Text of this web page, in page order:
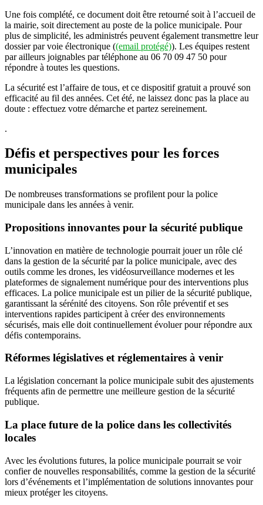
Une fois complété, ce document doit être retourné soit à l’accueil de
la mairie, soit directement au poste de la police municipale. Pour
plus de simplicité, les administrés peuvent également transmettre leur
dossier par voie électronique ((email protégé)). Les équipes restent
par ailleurs joignables par téléphone au 06 70 09 47 50 pour
répondre à toutes les questions.
La sécurité est l’affaire de tous, et ce dispositif gratuit a prouvé son
efficacité au fil des années. Cet été, ne laissez donc pas la place au
doute : effectuez votre démarche et partez sereinement.
.
Défis et perspectives pour les forces
municipales
De nombreuses transformations se profilent pour la police
municipale dans les années à venir.
Propositions innovantes pour la sécurité publique
L’innovation en matière de technologie pourrait jouer un rôle clé
dans la gestion de la sécurité par la police municipale, avec des
outils comme les drones, les vidéosurveillance modernes et les
plateformes de signalement numérique pour des interventions plus
efficaces. La police municipale est un pilier de la sécurité publique,
garantissant la sérénité des citoyens. Son rôle préventif et ses
interventions rapides participent à créer des environnements
sécurisés, mais elle doit continuellement évoluer pour répondre aux
défis contemporains.
Réformes législatives et réglementaires à venir
La législation concernant la police municipale subit des ajustements
fréquents afin de permettre une meilleure gestion de la sécurité
publique.
La place future de la police dans les collectivités
locales
Avec les évolutions futures, la police municipale pourrait se voir
confier de nouvelles responsabilités, comme la gestion de la sécurité
lors d’événements et l’implémentation de solutions innovantes pour
mieux protéger les citoyens.